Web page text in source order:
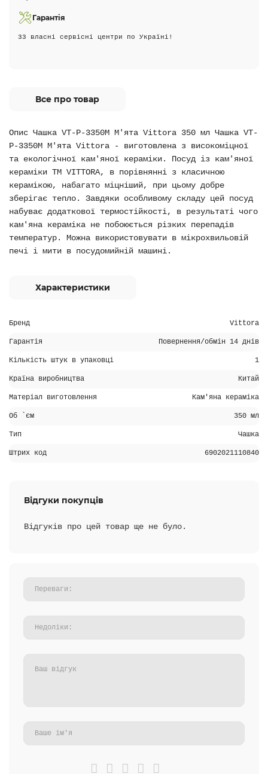
Гарантія
33 власні сервісні центри по Україні!
Все про товар
Опис Чашка VT-P-3350M М'ята Vittora 350 мл Чашка VT-
P-3350M М'ята Vittora - виготовлена з високоміцної
та екологічної кам'яної кераміки. Посуд із кам'яної
кераміки ТМ VITTORA, в порівнянні з класичною
керамікою, набагато міцніший, при цьому добре
зберігає тепло. Завдяки особливому складу цей посуд
набуває додаткової термостійкості, в результаті чого
кам'яна кераміка не побоюється різких перепадів
температур. Можна використовувати в мікрохвильовій
печі і мити в посудомийній машині.
Характеристики
Бренд Vittora
Гарантія Повернення/обмін 14 днів
Кількість штук в упаковці 1
Країна виробництва Китай
Матеріал виготовлення Кам'яна кераміка
Об `єм 350 мл
Тип Чашка
Штрих код 6902021110840
Відгуки покупців
Відгуків про цей товар ще не було.